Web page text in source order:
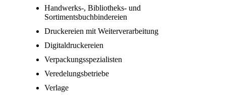
Handwerks-, Bibliotheks- und
Sortimentsbuchbindereien
Druckereien mit Weiterverarbeitung
Digitaldruckereien
Verpackungsspezialisten
Veredelungsbetriebe
Verlage